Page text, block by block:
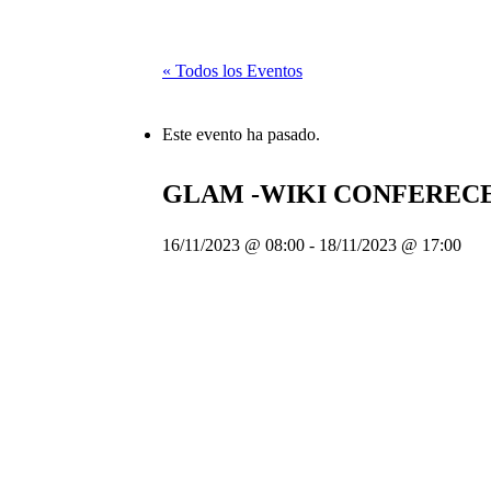
« Todos los Eventos
Este evento ha pasado.
GLAM -WIKI
16/11/2023 @ 08:00 - 18/11/2023 @ 17:00